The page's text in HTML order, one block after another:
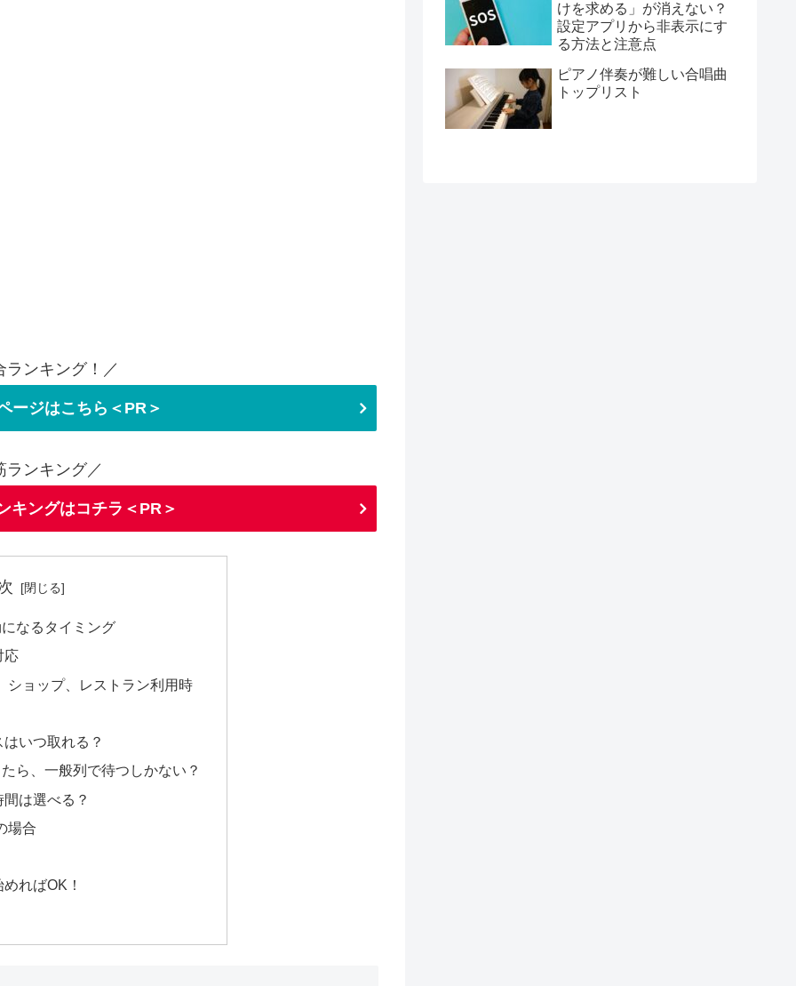
ランキング！／
ージはこちら＜PR＞
ランキング／
キングはコチラ＜PR＞
なるタイミング
応
ショップ、レストラン利用時
いつ取れる？
ら、一般列で待つしかない？
は選べる？
場合
ればOK！
けを求める」が消えない？
設定アプリから非表示にす
る方法と注意点
ピアノ伴奏が難しい合唱曲
トップリスト